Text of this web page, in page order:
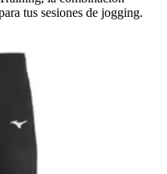
tus sesiones de jogging.